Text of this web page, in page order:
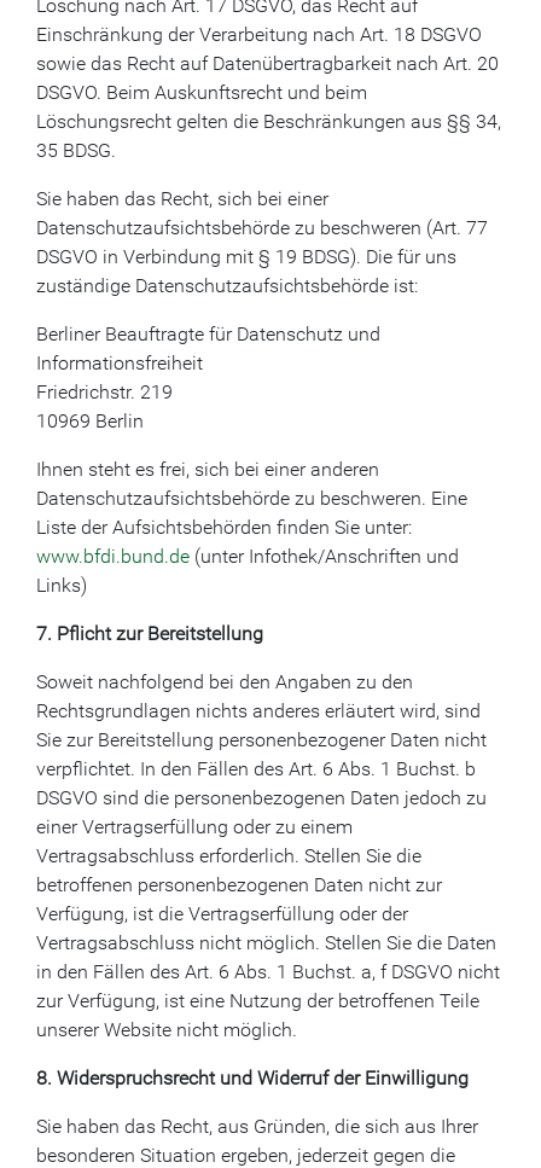
Löschung nach Art. 17 DSGVO, das Recht auf
Einschränkung der Verarbeitung nach Art. 18 DSGVO
sowie das Recht auf Datenübertragbarkeit nach Art. 20
DSGVO. Beim Auskunftsrecht und beim
Löschungsrecht gelten die Beschränkungen aus §§ 34,
35 BDSG.
Sie haben das Recht, sich bei einer
Datenschutzaufsichtsbehörde zu beschweren (Art. 77
DSGVO in Verbindung mit § 19 BDSG). Die für uns
zuständige Datenschutzaufsichtsbehörde ist:
Berliner Beauftragte für Datenschutz und
Informationsfreiheit
Friedrichstr. 219
10969 Berlin
Ihnen steht es frei, sich bei einer anderen
Datenschutzaufsichtsbehörde zu beschweren. Eine
Liste der Aufsichtsbehörden finden Sie unter:
www.bfdi.bund.de (unter Infothek/Anschriften und
Links)
7. Pflicht zur Bereitstellung
Soweit nachfolgend bei den Angaben zu den
Rechtsgrundlagen nichts anderes erläutert wird, sind
Sie zur Bereitstellung personenbezogener Daten nicht
verpflichtet. In den Fällen des Art. 6 Abs. 1 Buchst. b
DSGVO sind die personenbezogenen Daten jedoch zu
einer Vertragserfüllung oder zu einem
Vertragsabschluss erforderlich. Stellen Sie die
betroffenen personenbezogenen Daten nicht zur
Verfügung, ist die Vertragserfüllung oder der
Vertragsabschluss nicht möglich. Stellen Sie die Daten
in den Fällen des Art. 6 Abs. 1 Buchst. a, f DSGVO nicht
zur Verfügung, ist eine Nutzung der betroffenen Teile
unserer Website nicht möglich.
8. Widerspruchsrecht und Widerruf der Einwilligung
Sie haben das Recht, aus Gründen, die sich aus Ihrer
besonderen Situation ergeben, jederzeit gegen die